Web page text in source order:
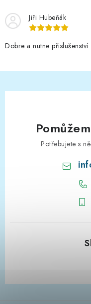
Jiři Hubeňák
Dobre a nutne přislušenství
Potřebujete s
Z